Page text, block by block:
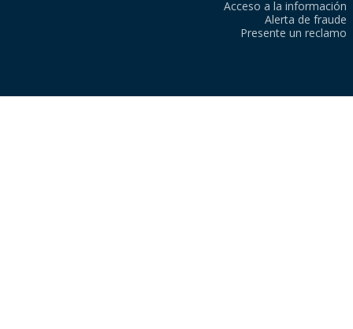
Acceso a la información
Alerta de fraude
Presente un reclamo